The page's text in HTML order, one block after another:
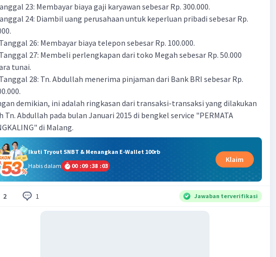
23: Membayar biaya gaji karyawan sebesar Rp. 300.000.
24: Diambil uang perusahaan untuk keperluan pribadi sebesar Rp.
26: Membayar biaya telepon sebesar Rp. 100.000.
27: Membeli perlengkapan dari toko Megah sebesar Rp. 50.000
tunai.
28: Tn. Abdullah menerima pinjaman dari Bank BRI sebesar Rp.
demikian, ini adalah ringkasan dari transaksi-transaksi yang dilakukan
Tn. Abdullah pada bulan Januari 2015 di bengkel service "PERMATA
di Malang.
Ikuti Tryout SNBT & Menangkan E-Wallet 100rb
Habis dalam
00 :09 :38 :02
Klaim
2 1 Jawaban terverifikasi